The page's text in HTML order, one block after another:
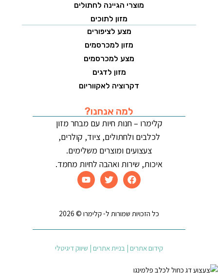
מוצרי הגיינה לחתולים
מזון לתוכים
מצע לציפורים
מזון למכרסמים
מצע למכרסמים
מזון לדגים
דקרוציה לאקווריום
למה אנחנו?
קלימרו – חנות חיות עם מבחר מזון
לכלבים ולחתולים, ציוד, קולרים,
צעצועים ומוצרים משלימים.
איכות, שירות ואהבה לחיות מחמד.
כל הזכויות שמורות ל- קלימרו © 2026
קידום אתרים | בניית אתרים | שיווק דיגיטלי